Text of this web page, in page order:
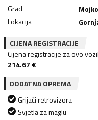
Grad
Lokacija
CIJENA REGISTRACIJE
Cijena registracije za ovo
214.67 €
DODATNA OPREMA
Grijači retrovizora
Svjetla za maglu